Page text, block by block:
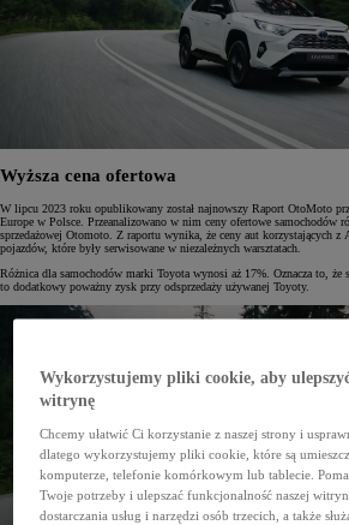
Wyższa cena ofertowa
W lipcu 2023 roku opublikowany został najnowszy Raport OtoMoto
Europe w Polsce. Przeanalizowano w nim ceny ofertowe samochodów
sprzedażowej Otomoto. Z raportu wynika, że ceny aut korzystających z
pojazdów, które były serwisowane w niezależnych warsztatach.
Różnica dla samochodów marki Toyota wynosi aż 17%. Oznacza to, że
to dodatkowy poważny zysk przy odsprzedaży używanej Toyoty.
Wykorzystujemy pliki cookie, aby
witrynę
Chcemy ułatwić Ci korzystanie z naszej strony i
dlatego wykorzystujemy pliki cookie, które są
komputerze, telefonie komórkowym lub tablecie.
Twoje potrzeby i ulepszać funkcjonalność naszej
dostarczania usług i narzędzi osób trzecich, a także